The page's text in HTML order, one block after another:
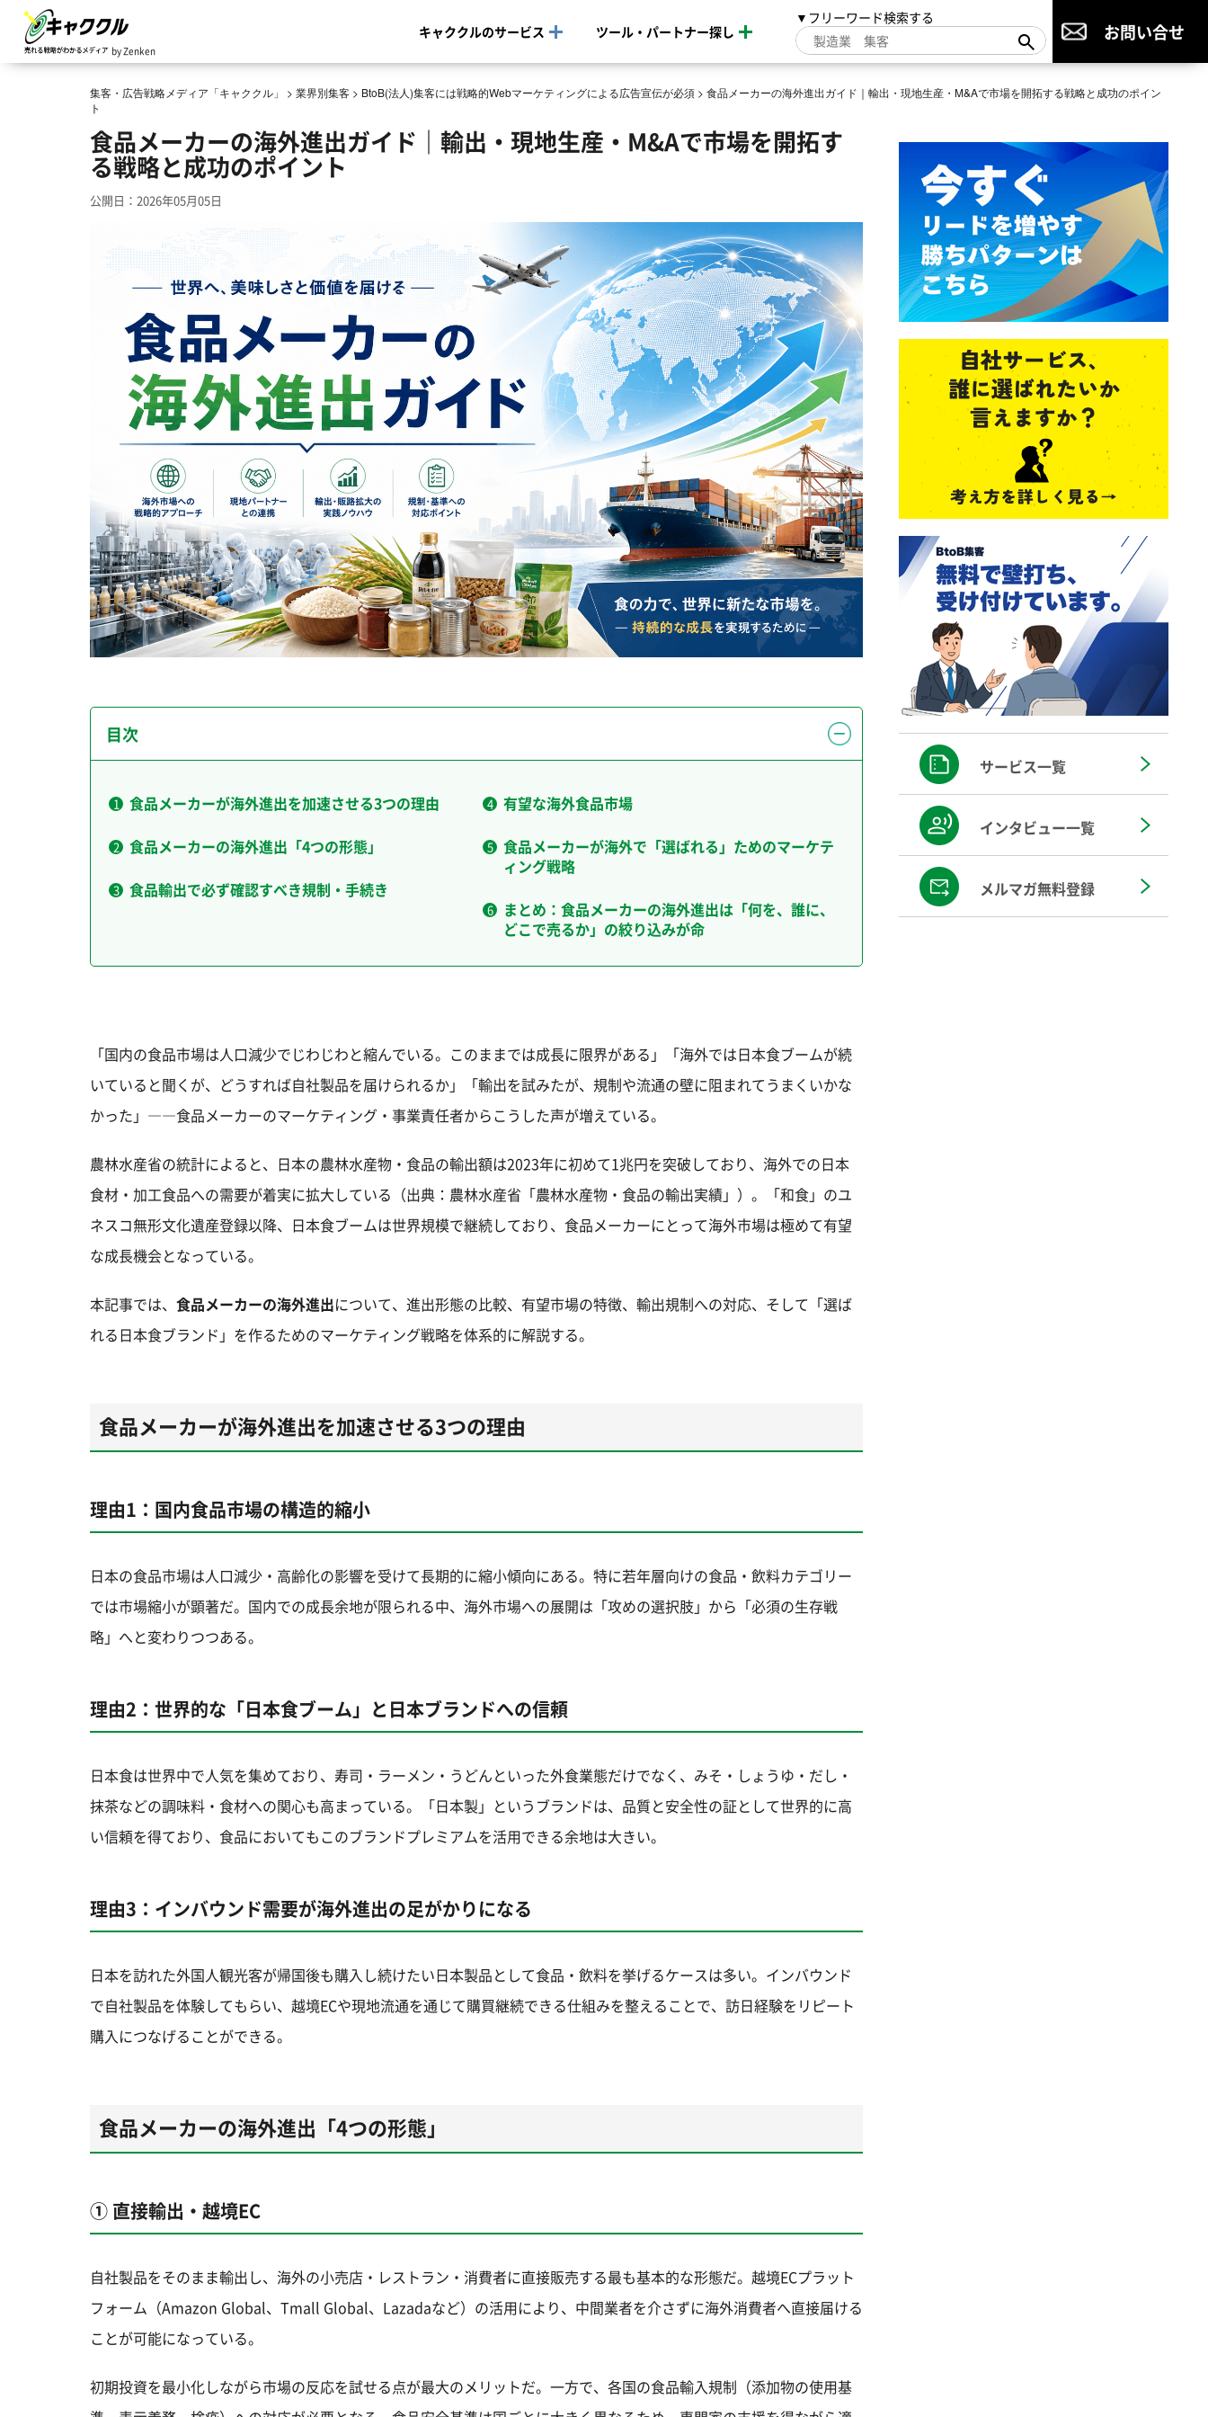
by Zenken
キャククルのサービス ツール・パートナー探し
▼フリーワード検索する
お問い合せ
集客・広告戦略メディア「キャククル」 > 業界別集客 > BtoB(法人)集客には戦略的Webマーケティングによる広告宣伝が必須 > 食品メーカーの海外進出ガイド｜輸出・現地生産・M&Aで市場を開拓する戦略と成功のポイン
ト
食品メーカーの海外進出ガイド｜輸出・現地生産・M&Aで市場を開拓す
る戦略と成功のポイント
公開日：2026年05月05日
目次
食品メーカーが海外進出を加速させる3つの理由
食品メーカーの海外進出「4つの形態」
食品輸出で必ず確認すべき規制・手続き
有望な海外食品市場
食品メーカーが海外で「選ばれる」ためのマーケテ
ィング戦略
まとめ：食品メーカーの海外進出は「何を、誰に、
どこで売るか」の絞り込みが命
「国内の食品市場は人口減少でじわじわと縮んでいる。このままでは成長に限界がある」「海外では日本食ブームが続
いていると聞くが、どうすれば自社製品を届けられるか」「輸出を試みたが、規制や流通の壁に阻まれてうまくいかな
かった」――食品メーカーのマーケティング・事業責任者からこうした声が増えている。
農林水産省の統計によると、日本の農林水産物・食品の輸出額は2023年に初めて1兆円を突破しており、海外での日本
食材・加工食品への需要が着実に拡大している（出典：農林水産省「農林水産物・食品の輸出実績」）。「和食」のユ
ネスコ無形文化遺産登録以降、日本食ブームは世界規模で継続しており、食品メーカーにとって海外市場は極めて有望
な成長機会となっている。
本記事では、 食品メーカーの海外進出について、進出形態の比較、有望市場の特徴、輸出規制への対応、そして「選ば
れる日本食ブランド」を作るためのマーケティング戦略を体系的に解説する。
食品メーカーが海外進出を加速させる3つの理由
理由1：国内食品市場の構造的縮小
日本の食品市場は人口減少・高齢化の影響を受けて長期的に縮小傾向にある。特に若年層向けの食品・飲料カテゴリー
では市場縮小が顕著だ。国内での成長余地が限られる中、海外市場への展開は「攻めの選択肢」から「必須の生存戦
略」へと変わりつつある。
理由2：世界的な「日本食ブーム」と日本ブランドへの信頼
日本食は世界中で人気を集めており、寿司・ラーメン・うどんといった外食業態だけでなく、みそ・しょうゆ・だし・
抹茶などの調味料・食材への関心も高まっている。「日本製」というブランドは、品質と安全性の証として世界的に高
い信頼を得ており、食品においてもこのブランドプレミアムを活用できる余地は大きい。
理由3：インバウンド需要が海外進出の足がかりになる
日本を訪れた外国人観光客が帰国後も購入し続けたい日本製品として食品・飲料を挙げるケースは多い。インバウンド
で自社製品を体験してもらい、越境ECや現地流通を通じて購買継続できる仕組みを整えることで、訪日経験をリピート
購入につなげることができる。
食品メーカーの海外進出「4つの形態」
① 直接輸出・越境EC
自社製品をそのまま輸出し、海外の小売店・レストラン・消費者に直接販売する最も基本的な形態だ。越境ECプラット
フォーム（Amazon Global、Tmall Global、Lazadaなど）の活用により、中間業者を介さずに海外消費者へ直接届ける
ことが可能になっている。
初期投資を最小化しながら市場の反応を試せる点が最大のメリットだ。一方で、各国の食品輸入規制（添加物の使用基
サービス一覧
インタビュー一覧
メルマガ無料登録